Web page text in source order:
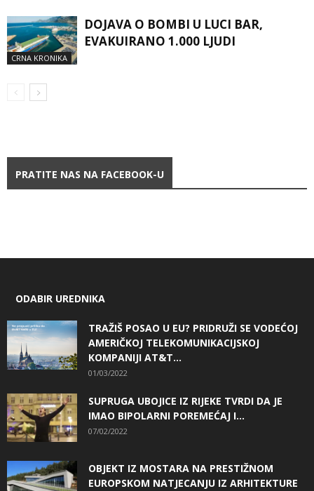
CRNA KRONIKA
DOJAVA O BOMBI U LUCI BAR,
EVAKUIRANO 1.000 LJUDI
PRATITE NAS NA FACEBOOK-U
ODABIR UREDNIKA
TRAŽIŠ POSAO U EU? PRIDRUŽI SE VODEĆOJ
AMERIČKOJ TELEKOMUNIKACIJSKOJ
KOMPANIJI AT&T...
01/03/2022
SUPRUGA UBOJICE IZ RIJEKE TVRDI DA JE
IMAO BIPOLARNI POREMEĆAJ I...
07/02/2022
OBJEKT IZ MOSTARA NA PRESTIŽNOM
EUROPSKOM NATJECANJU IZ ARHITEKTURE